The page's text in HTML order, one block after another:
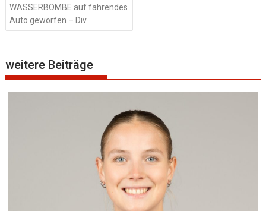
WASSERBOMBE auf fahrendes
Auto geworfen – Div.
weitere Beiträge